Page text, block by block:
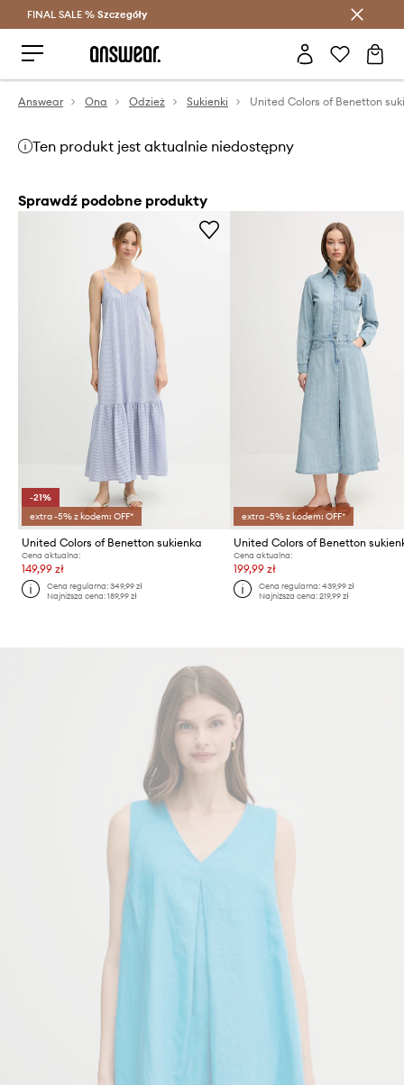
Oszczędzaj z Answear Club >
FINAL SALE % Szczegóły
Answear Ona Odzież Sukienki
Ten produkt jest aktualnie niedostępny
Sprawdź podobne produkty
-21%
extra -5% z kodem: OFF*
United Colors of Benetton sukienka
Cena aktualna:
149,99 zł
Cena regularna:349,99 zł
Najniższa cena:189,99 zł
extra -5% z kodem: OFF*
Cena aktualna:
199,99 zł
Cena regularna: 439,99 zł
Najniższa cena: 219,99 zł